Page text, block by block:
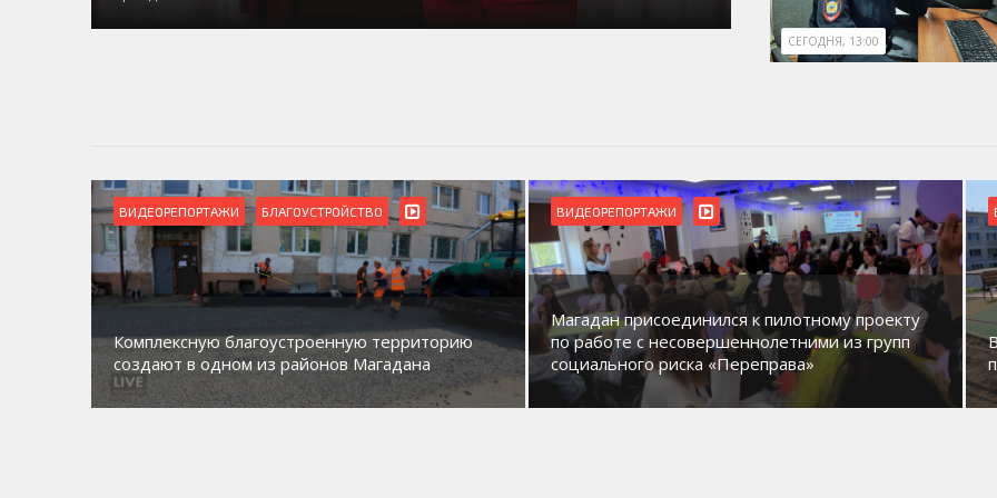
СЕГОДНЯ, 13:00
ВИДЕОРЕПОРТАЖИ БЛАГОУСТРОЙСТВО
Комплексную благоустроенную территорию
создают в одном из районов Магадана
ВИДЕОРЕПОРТАЖИ
Магадан присоединился к пилотному проекту
по работе с несовершеннолетними из групп
социального риска «Переправа»